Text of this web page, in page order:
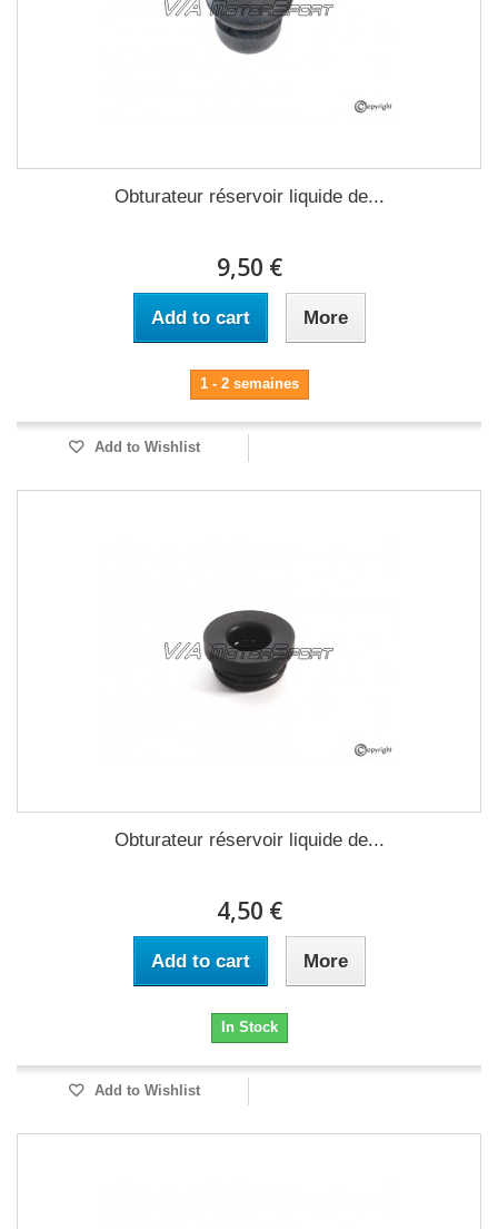
Obturateur réservoir liquide de...
9,50 €
Add to cart More
1 - 2 semaines
Add to Wishlist
Obturateur réservoir liquide de...
4,50 €
Add to cart More
In Stock
Add to Wishlist